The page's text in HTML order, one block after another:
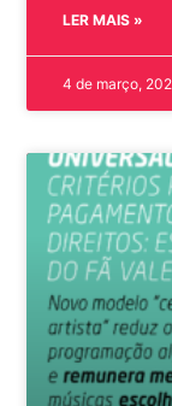
LER MAIS »
4 de março,